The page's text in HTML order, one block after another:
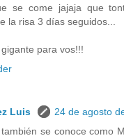
se come jajaja que
la risa 3 días seguidos...
para vos!!!
Luis
24 de agosto
se conoce como